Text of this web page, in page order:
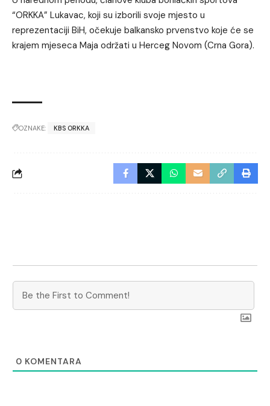
“ORKKA” Lukavac, koji su izborili svoje mjesto u
reprezentaciji BiH, očekuje balkansko prvenstvo koje će se
krajem mjeseca Maja održati u Herceg Novom (Crna Gora).
OZNAKE: KBS ORKKA
0 KOMENTARA